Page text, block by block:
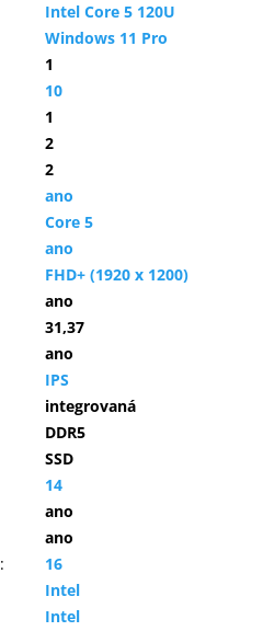
Intel Core 5 120U
Windows 11 Pro
1
10
1
2
2
ano
Core 5
ano
FHD+ (1920 x 1200)
ano
31,37
ano
IPS
integrovaná
DDR5
SSD
14
ano
ano
:
16
Intel
Intel